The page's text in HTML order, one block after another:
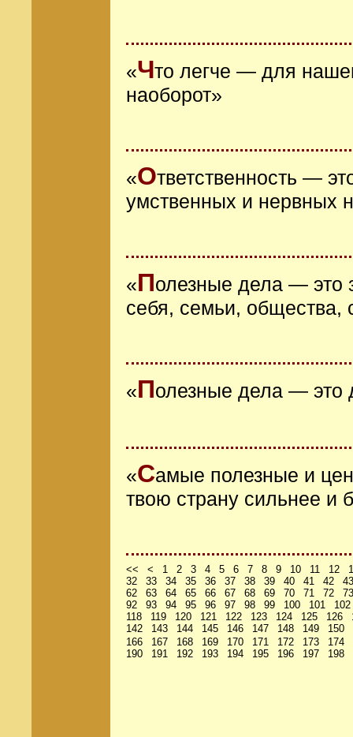
«Что легче — для
наоборот»
«Ответственность —
умственных и нервных
«Полезные дела — это
себя, семьи, общества,
«Полезные дела — это
«Самые полезные и
твою страну сильнее и
<< < 1 2 3 4 5 6 7 8 9 10 11 12
32
33 34 35 36 37 38 39 40 41 42
43
62
63 64 65 66 67 68 69 70 71 72
73
92
93 94 95 96 97 98 99 100 101
102
118
119 120 121 122 123 124 125 126
142
143 144 145 146 147 148 149
150
166
167 168 169 170 171 172 173
174
190
191 192 193 194 195 196 197 198